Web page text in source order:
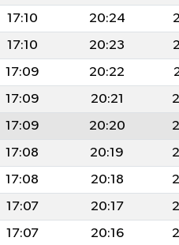
17:10 20:24
17:10 20:23
17:09 20:22
17:09 20:21
17:09 20:20
17:08 20:19
17:08 20:18
17:07 20:17
17:07 20:16